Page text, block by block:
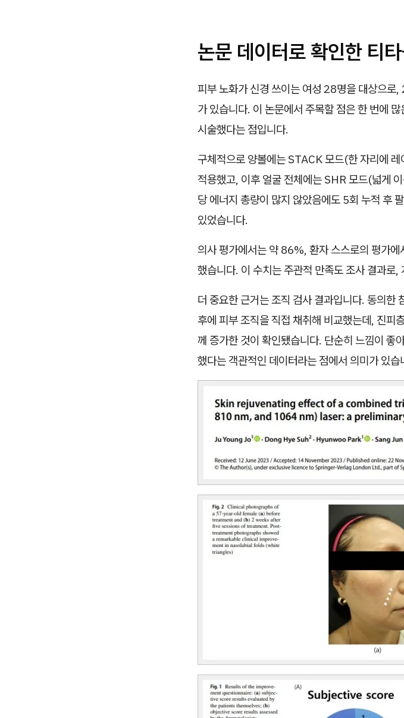
논문 데이터로 확인한 티
피부 노화가 신경 쓰이는 여성 28명을 대상으로
가 있습니다. 이 논문에서 주목할 점은 한 번에
시술했다는 점입니다.
구체적으로 양볼에는 STACK 모드(한 자리에
적용했고, 이후 얼굴 전체에는 SHR 모드(넓게
당 에너지 총량이 많지 않았음에도 5회 누적 후
있었습니다.
의사 평가에서는 약 86%, 환자 스스로의 평가
했습니다. 이 수치는 주관적 만족도 조사 결과로,
더 중요한 근거는 조직 검사 결과입니다. 동의한
후에 피부 조직을 직접 채취해 비교했는데, 진피
께 증가한 것이 확인됐습니다. 단순히 느낌이 좋
했다는 객관적인 데이터라는 점에서 의미가 있습